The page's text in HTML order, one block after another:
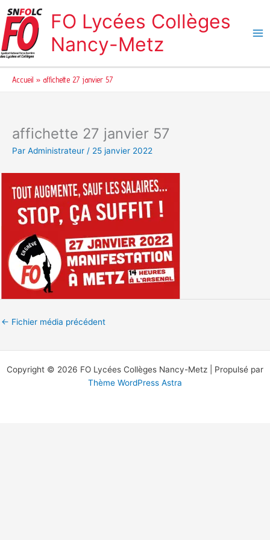
au
contenu
FO Lycées Collèges
Nancy-Metz
Accueil affichette 27 janvier 57
affichette 27 janvier 57
Par Administrateur / 25 janvier 2022
← Fichier média précédent
Copyright © 2026 FO Lycées Collèges Nancy-Metz | Propulsé par
Thème WordPress Astra